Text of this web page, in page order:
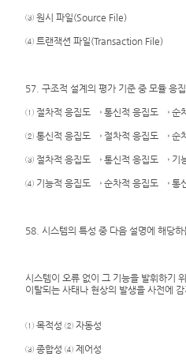
③ 원시 파일(Source File)
④ 트랜잭션 파일(Transaction File)
57. 구조적 설계의 평가 기준 중 모듈 응
① 절차적 응집도 → 통신적 응집도 → 순
② 통신적 응집도 → 절차적 응집도 → 순
③ 절차적 응집도 → 통신적 응집도 → 기
④ 기능적 응집도 → 순차적 응집도 → 통
58. 시스템의 특성 중 다음 설명에 해당하
시스템이 오류 없이 그 기능을 발휘하기
이탈되는 사태나 현상의 발생을 사전에
① 목적성 ② 자동성
③ 종합성 ④ 제어성